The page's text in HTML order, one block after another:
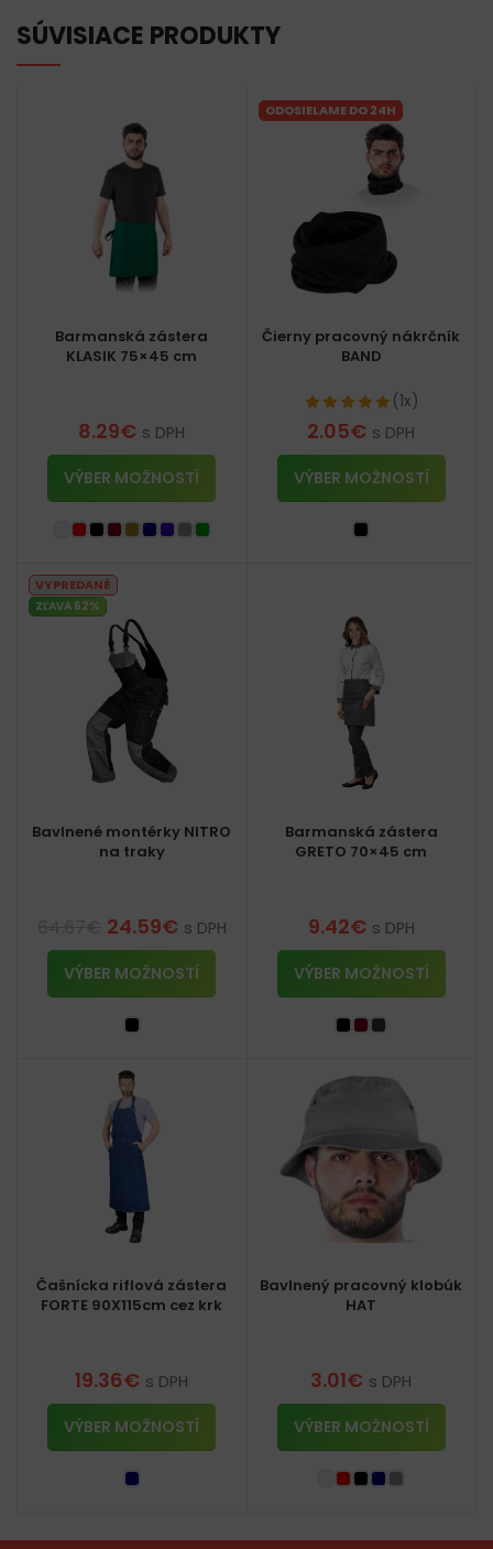
SÚVISIACE PRODUKTY
Barmanská zástera
KLASIK 75×45 cm
8.29€ s DPH
VÝBER MOŽNOSTÍ
ODOSIELAME DO 24H
Čierny pracovný nákrčník
BAND
(1x)
2.05€ s DPH
VÝBER MOŽNOSTÍ
VYPREDANÉ
ZĽAVA 62%
Bavlnené montérky NITRO
na traky
24.59€ s DPH
VÝBER MOŽNOSTÍ
Barmanská zástera
GRETO 70×45 cm
9.42€ s DPH
VÝBER MOŽNOSTÍ
Čašnícka riflová zástera
FORTE 90X115cm cez krk
19.36€ s DPH
VÝBER MOŽNOSTÍ
Bavlnený pracovný klobúk
HAT
3.01€ s DPH
VÝBER MOŽNOSTÍ